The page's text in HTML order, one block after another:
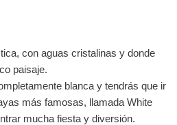
con aguas cristalinas y donde
paisaje.
blanca y tendrás que ir
más famosas, llamada White
mucha fiesta y diversión.